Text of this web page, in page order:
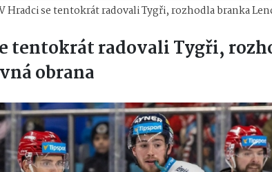
Hradci se tentokrát radovali Tygři, rozhodla branka
tentokrát radovali Tygři,
obrana